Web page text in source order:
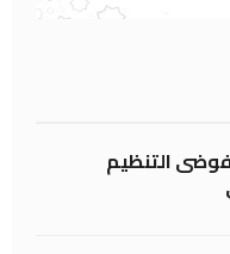
التنظيم